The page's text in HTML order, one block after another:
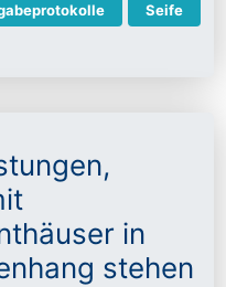
Seife
in
stehen